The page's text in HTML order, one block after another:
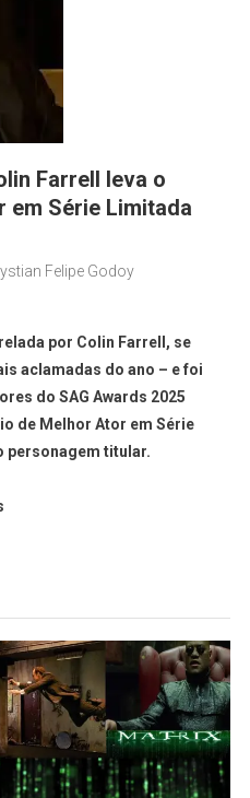
Farrell leva o
em Série Limitada
Felipe Godoy
por Colin Farrell, se
aclamadas do ano – e foi
do SAG Awards 2025
de Melhor Ator em Série
personagem titular.